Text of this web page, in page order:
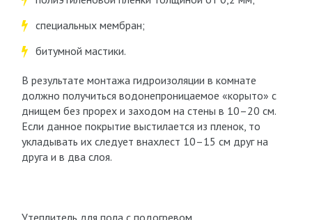
специальных мембран;
битумной мастики.
В результате монтажа гидроизоляции в комнате
должно получиться водонепроницаемое «корыто» с
днищем без прорех и заходом на стены в 10–20 см.
Если данное покрытие выстилается из пленок, то
укладывать их следует внахлест 10–15 см друг на
друга и в два слоя.
Утеплитель для пола с подогревом